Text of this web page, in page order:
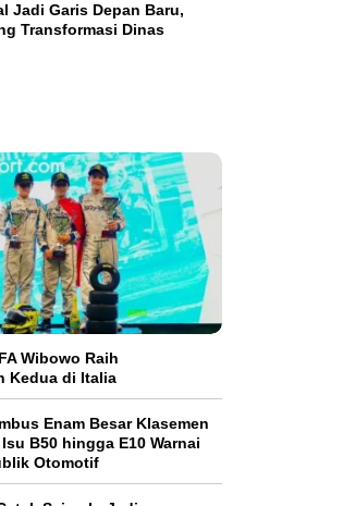
Jadi Garis Depan Baru,
Transformasi Dinas
Wibowo Raih
Kedua di Italia
Enam Besar Klasemen
B50 hingga E10 Warnai
Otomotif